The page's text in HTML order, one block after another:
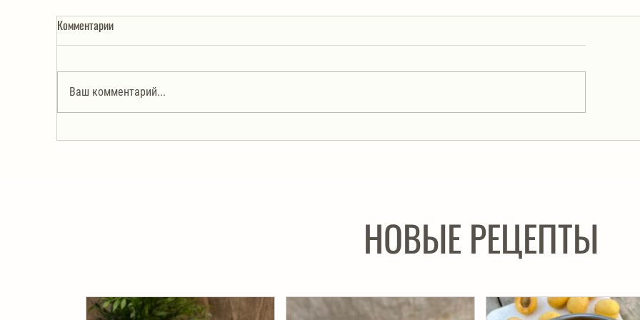
Курица с абрикосами
Ближневосточный цыпленок
Комментарии
Ваш комментарий...
НОВЫЕ РЕЦЕПТЫ